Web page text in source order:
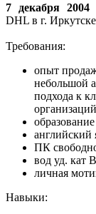
7 декабря 2004
DHL в г. Иркутске
Требования:
опыт
небольшой
подхода к
английский
ПК
вод уд. кат
личная
Навыки: